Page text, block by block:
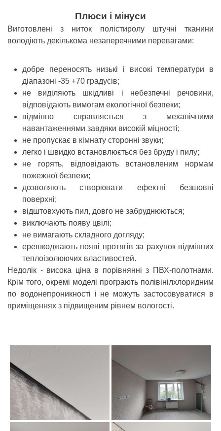
Плюси і мінуси
Виготовлені з ниток полістиролу штучні тканини
володіють декількома незаперечними перевагами:
добре переносять низькі і високі температури в
діапазоні -35 +70 градусів;
не виділяють шкідливі і небезпечні речовини,
відповідають вимогам екологічної безпеки;
відмінно справляється з механічними
навантаженнями завдяки високій міцності;
не пропускає в кімнату сторонні звуки;
легко і швидко встановлюється без бруду і пилу;
не горять, відповідають встановленим нормам
пожежної безпеки;
дозволяють створювати ефектні безшовні
поверхні;
відштовхують пил, довго не забруднюються;
виключають появу цвілі;
не вимагають складного догляду;
ерешкоджають появі протягів за рахунок відмінних
теплоізолюючих властивостей.
Недолік - висока ціна в порівнянні з ПВХ-полотнами.
Крім того, окремі моделі програють полівінілхлоридним
по водонепроникності і не можуть застосовуватися в
приміщеннях з підвищеним рівнем вологості.